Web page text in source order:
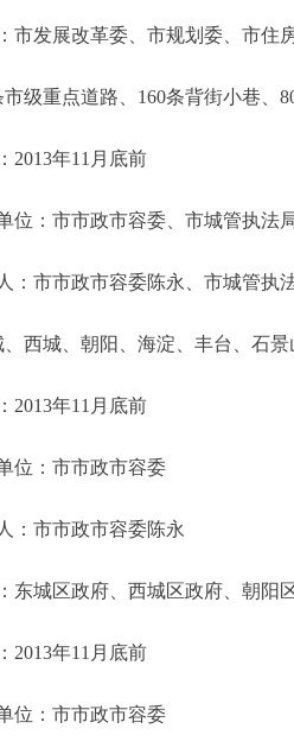
发展改革委、市规划委、市住
重点道路、160条背街小巷、
年11月底前
：市市政市容委、市城管执法
市市政市容委陈永、市城管执
城、朝阳、海淀、丰台、石景
年11月底前
：市市政市容委
市市政市容委陈永
城区政府、西城区政府、朝阳区
年11月底前
：市市政市容委